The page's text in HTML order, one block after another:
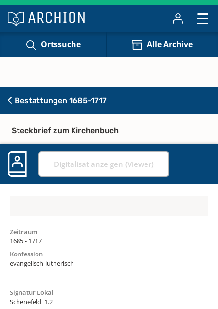
Ortssuche Alle Archive
Bestattungen 1685-1717
Steckbrief zum Kirchenbuch
Digitalisat anzeigen (Viewer)
Zeitraum
1685 - 1717
Konfession
evangelisch-lutherisch
Signatur Lokal
Schenefeld_1.2